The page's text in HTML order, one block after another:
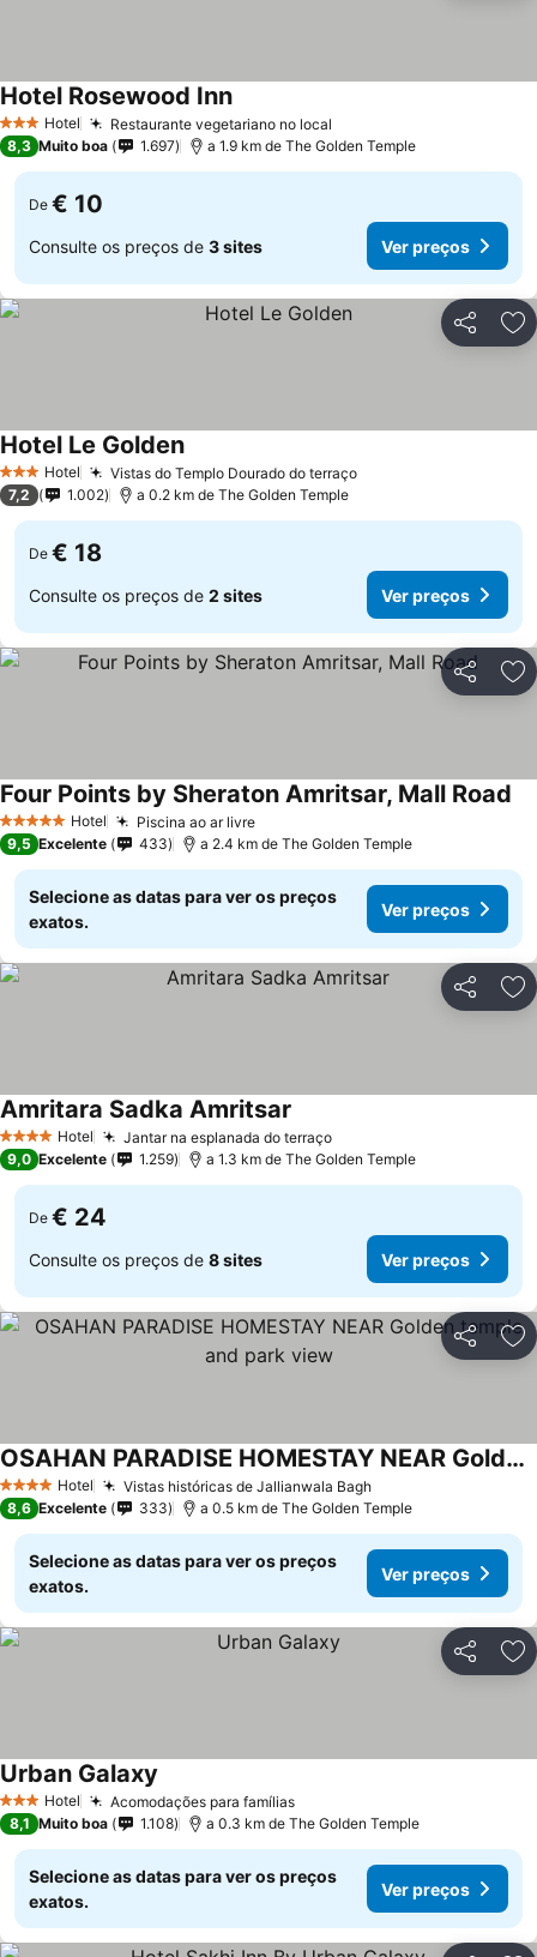
3 EstrelasHotel Restaurante vegetariano no local
Hotel Rosewood InnVer preços
8,3 Muito boa 1.697 a 1.9 km de The Golden Temple
De € 10
Consulte os preços de 3 sites Ver preços
Partilhar
3 EstrelasHotel Vistas do Templo Dourado do terraçoVer preços
Hotel Le GoldenVer preços
7,2 1.002 a 0.2 km de The Golden Temple
De € 18
Consulte os preços de 2 sites Ver preços
Partilhar
5 Estrelas Hotel Piscina ao ar livreVer preços
Four Points by Sheraton Amritsar, Mall Road
9,5 Excelente 433 a 2.4 km de The Golden Temple
Selecione as datas para ver os preços
exatos.
Ver preços
Partilhar
4 EstrelasHotel Jantar na esplanada do terraçoVer preços
Amritara Sadka Amritsar
9,0 Excelente 1.259 a 1.3 km de The Golden Temple
De € 24
Consulte os preços de 8 sites Ver preços
Partilhar
4 EstrelasHotel Vistas históricas de Jallianwala BaghVer preços
OSAHAN PARADISE HOMESTAY NEAR Golden temple and park view
Ver preços
8,6 Excelente 333 a 0.5 km de The Golden Temple
Selecione as datas para ver os preços
exatos.
Ver preços
Partilhar
3 EstrelasHotel Acomodações para famíliasVer preços
Urban Galaxy
8,1 Muito boa 1.108 a 0.3 km de The Golden Temple
Selecione as datas para ver os preços
exatos.
Ver preços